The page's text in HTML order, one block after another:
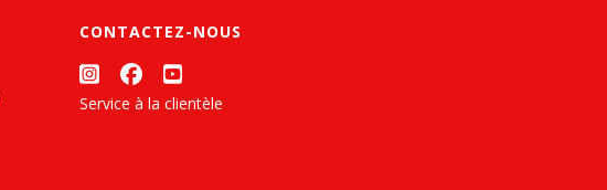
CONTACTEZ-NOUS
Service à la clientèle